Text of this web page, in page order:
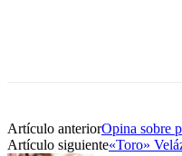
Artículo anteriorOpina sobre
Artículo siguiente«Toro»